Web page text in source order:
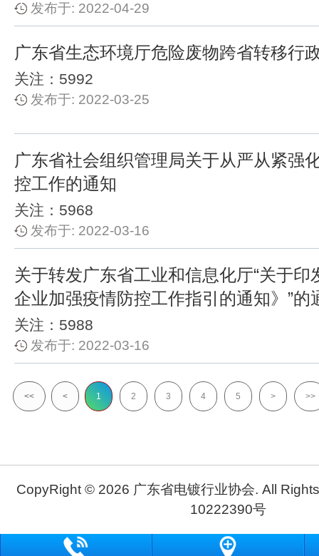
发布于: 2022-04-29
广东省生态环境厅危险废物跨省转移行
关注：5992
发布于: 2022-03-25
广东省社会组织管理局关于从严从紧强
控工作的通知
关注：5968
发布于: 2022-03-16
关于转发广东省工业和信息化厅“关于印
企业加强疫情防控工作指引的通知》”的
关注：5988
发布于: 2022-03-16
<< < 1 2 3 4 5 > >>
CopyRight © 2026 广东省电镀行业协会. All
10222390号